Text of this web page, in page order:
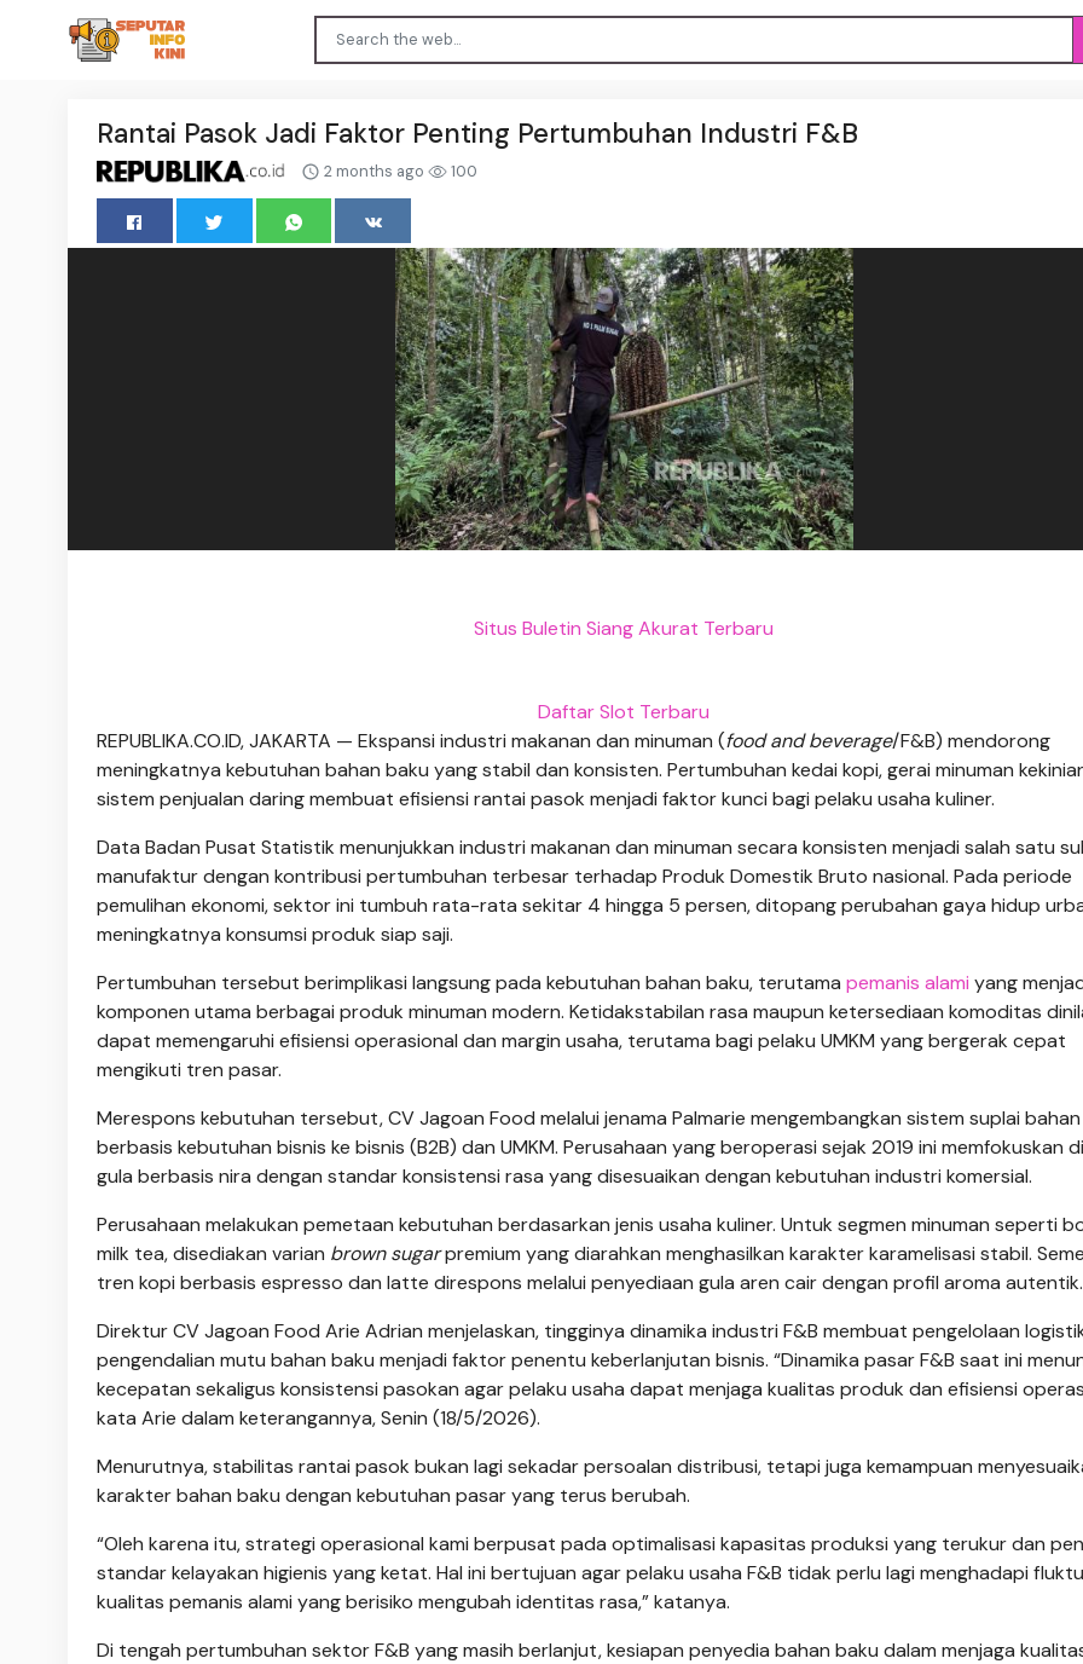
Rantai Pasok Jadi Faktor Penting Pertumbuhan Industri F&B
2 months ago 100
Situs Buletin Siang Akurat Terbaru
Daftar Slot Terbaru
REPUBLIKA.CO.ID, JAKARTA — Ekspansi industri makanan dan minuman (food and beverage/F&B) mendorong
meningkatnya kebutuhan bahan baku yang stabil dan konsisten. Pertumbuhan kedai kopi, gerai minuman
sistem penjualan daring membuat efisiensi rantai pasok menjadi faktor kunci bagi pelaku usaha kuliner.
Data Badan Pusat Statistik menunjukkan industri makanan dan minuman secara konsisten menjadi salah satu
manufaktur dengan kontribusi pertumbuhan terbesar terhadap Produk Domestik Bruto nasional. Pada periode
pemulihan ekonomi, sektor ini tumbuh rata-rata sekitar 4 hingga 5 persen, ditopang perubahan gaya hidup
meningkatnya konsumsi produk siap saji.
Pertumbuhan tersebut berimplikasi langsung pada kebutuhan bahan baku, terutama pemanis alami yang
komponen utama berbagai produk minuman modern. Ketidakstabilan rasa maupun ketersediaan komoditas
dapat memengaruhi efisiensi operasional dan margin usaha, terutama bagi pelaku UMKM yang bergerak cepat
mengikuti tren pasar.
Merespons kebutuhan tersebut, CV Jagoan Food melalui jenama Palmarie mengembangkan sistem suplai
berbasis kebutuhan bisnis ke bisnis (B2B) dan UMKM. Perusahaan yang beroperasi sejak 2019 ini memfokuskan
gula berbasis nira dengan standar konsistensi rasa yang disesuaikan dengan kebutuhan industri komersial.
Perusahaan melakukan pemetaan kebutuhan berdasarkan jenis usaha kuliner. Untuk segmen minuman seperti
milk tea, disediakan varian brown sugarpremium yang diarahkan menghasilkan karakter karamelisasi stabil.
tren kopi berbasis espresso dan latte direspons melalui penyediaan gula aren cair dengan profil aroma autentik.
Direktur CV Jagoan Food Arie Adrian menjelaskan, tingginya dinamika industri F&B membuat pengelolaan
pengendalian mutu bahan baku menjadi faktor penentu keberlanjutan bisnis. “Dinamika pasar F&B saat ini
kecepatan sekaligus konsistensi pasokan agar pelaku usaha dapat menjaga kualitas produk dan efisiensi
kata Arie dalam keterangannya, Senin (18/5/2026).
Menurutnya, stabilitas rantai pasok bukan lagi sekadar persoalan distribusi, tetapi juga kemampuan
karakter bahan baku dengan kebutuhan pasar yang terus berubah.
“Oleh karena itu, strategi operasional kami berpusat pada optimalisasi kapasitas produksi yang terukur dan
standar kelayakan higienis yang ketat. Hal ini bertujuan agar pelaku usaha F&B tidak perlu lagi menghadapi
kualitas pemanis alami yang berisiko mengubah identitas rasa,” katanya.
Di tengah pertumbuhan sektor F&B yang masih berlanjut, kesiapan penyedia bahan baku dalam menjaga